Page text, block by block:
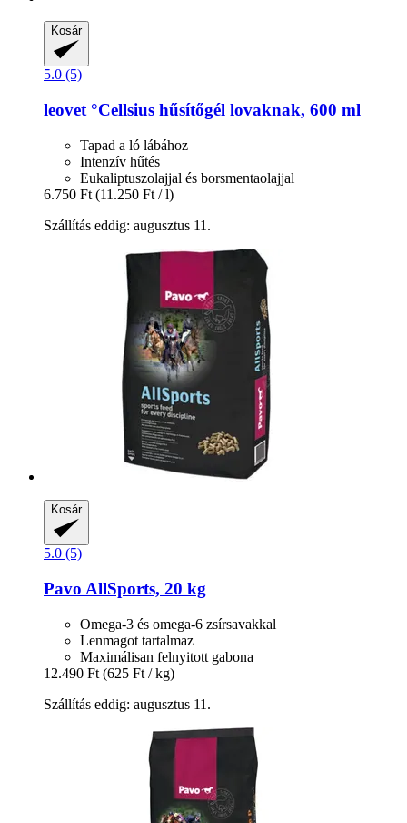
Kosár
5.0 (5)
leovet °Cellsius hűsítőgél lovaknak, 600 ml
Tapad a ló lábához
Intenzív hűtés
Eukaliptuszolajjal és borsmentaolajjal
6.750 Ft (11.250 Ft / l)
Szállítás eddig: augusztus 11.
Kosár
5.0 (5)
Pavo AllSports, 20 kg
Omega-3 és omega-6 zsírsavakkal
Lenmagot tartalmaz
Maximálisan felnyitott gabona
12.490 Ft (625 Ft / kg)
Szállítás eddig: augusztus 11.